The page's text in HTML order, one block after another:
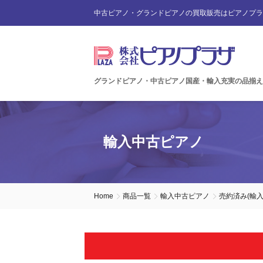
中古ピアノ・グランドピアノの買取販売はピアノプ
グランドピアノ・中古ピアノ国産・輸入充実の品揃
輸入中古ピアノ
Home 商品一覧 輸入中古ピアノ 売約済み(輸